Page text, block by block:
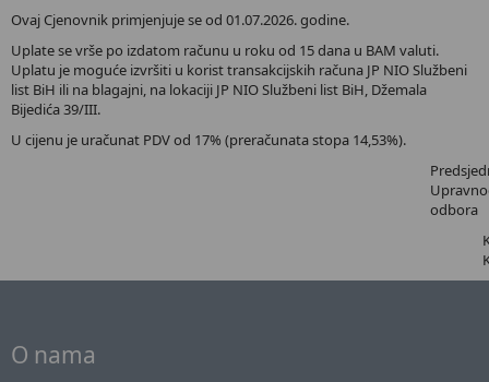
Ovaj Cjenovnik primjenjuje se od 01.07.2026. godine.
Uplate se vrše po izdatom računu u roku od 15 dana u BAM valuti.
Uplatu je moguće izvršiti u korist transakcijskih računa JP NIO Službeni
list BiH ili na blagajni, na lokaciji JP NIO Službeni list BiH, Džemala
Bijedića 39/III.
U cijenu je uračunat PDV od 17% (preračunata stopa 14,53%).
odbora
O nama